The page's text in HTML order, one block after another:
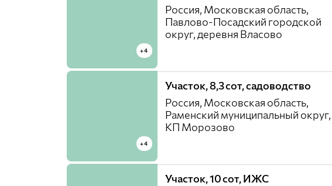
+4
Россия, Московская область,
Павлово-Посадский городской
округ, деревня Власово
+4
Участок, 8,3 сот, садоводство
Россия, Московская область,
Раменский муниципальный округ,
КП Морозово
Участок, 10 сот, ИЖС